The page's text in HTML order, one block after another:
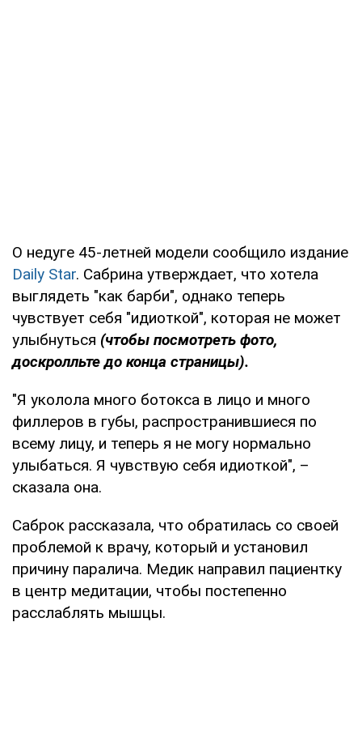
О недуге 45-летней модели сообщило издание
Daily Star. Сабрина утверждает, что хотела
выглядеть "как барби", однако теперь
чувствует себя "идиоткой", которая не может
улыбнуться (чтобы посмотреть фото,
доскролльте до конца страницы).
"Я уколола много ботокса в лицо и много
филлеров в губы, распространившиеся по
всему лицу, и теперь я не могу нормально
улыбаться. Я чувствую себя идиоткой", –
сказала она.
Саброк рассказала, что обратилась со своей
проблемой к врачу, который и установил
причину паралича. Медик направил пациентку
в центр медитации, чтобы постепенно
расслаблять мышцы.